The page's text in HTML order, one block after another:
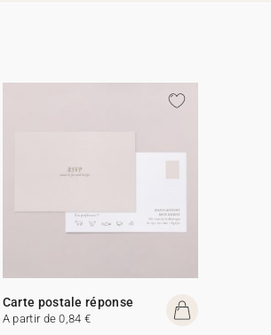
Carte postale réponse
A partir de 0,84 €